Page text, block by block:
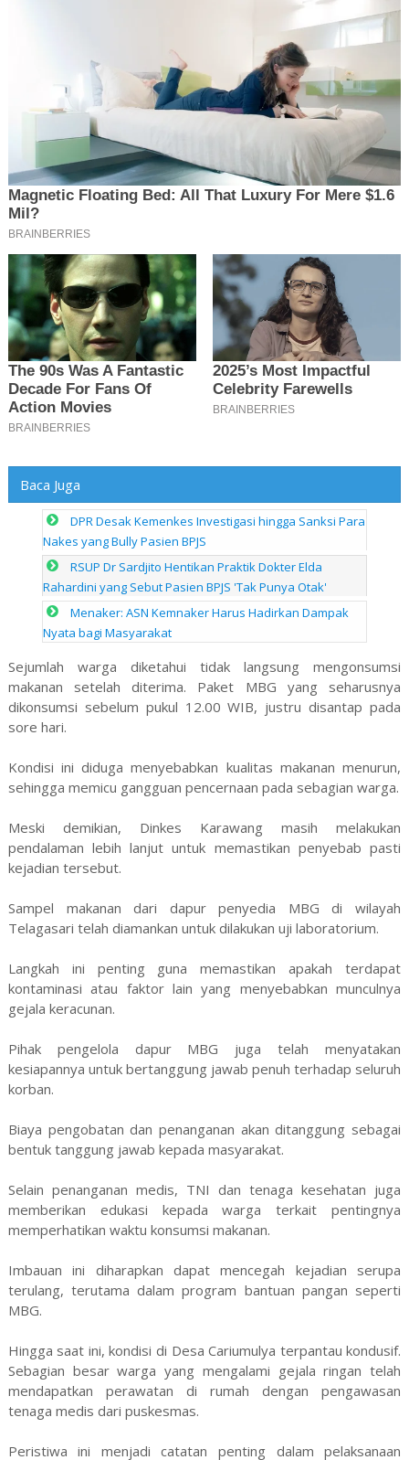
Baca Juga
DPR Desak Kemenkes Investigasi hingga Sanksi Para
Nakes yang Bully Pasien BPJS
RSUP Dr Sardjito Hentikan Praktik Dokter Elda
Rahardini yang Sebut Pasien BPJS 'Tak Punya Otak'
Menaker: ASN Kemnaker Harus Hadirkan Dampak
Nyata bagi Masyarakat
Sejumlah warga diketahui tidak langsung mengonsumsi
makanan setelah diterima. Paket MBG yang seharusnya
dikonsumsi sebelum pukul 12.00 WIB, justru disantap pada
sore hari.
Kondisi ini diduga menyebabkan kualitas makanan menurun,
sehingga memicu gangguan pencernaan pada sebagian warga.
Meski demikian, Dinkes Karawang masih melakukan
pendalaman lebih lanjut untuk memastikan penyebab pasti
kejadian tersebut.
Sampel makanan dari dapur penyedia MBG di wilayah
Telagasari telah diamankan untuk dilakukan uji laboratorium.
Langkah ini penting guna memastikan apakah terdapat
kontaminasi atau faktor lain yang menyebabkan munculnya
gejala keracunan.
Pihak pengelola dapur MBG juga telah menyatakan
kesiapannya untuk bertanggung jawab penuh terhadap seluruh
korban.
Biaya pengobatan dan penanganan akan ditanggung sebagai
bentuk tanggung jawab kepada masyarakat.
Selain penanganan medis, TNI dan tenaga kesehatan juga
memberikan edukasi kepada warga terkait pentingnya
memperhatikan waktu konsumsi makanan.
Imbauan ini diharapkan dapat mencegah kejadian serupa
terulang, terutama dalam program bantuan pangan seperti
MBG.
Hingga saat ini, kondisi di Desa Cariumulya terpantau kondusif.
Sebagian besar warga yang mengalami gejala ringan telah
mendapatkan perawatan di rumah dengan pengawasan
tenaga medis dari puskesmas.
Peristiwa ini menjadi catatan penting dalam pelaksanaan